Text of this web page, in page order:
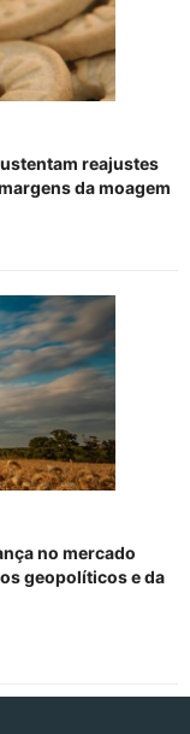
reajustes
da moagem
no mercado
geopolíticos e da